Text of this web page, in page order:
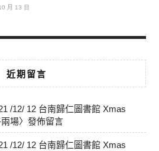
月 13 日
近期留言
/12/ 12 台南歸仁圖書館 Xmas
場〉發佈留言
/12/ 12 台南歸仁圖書館 Xmas